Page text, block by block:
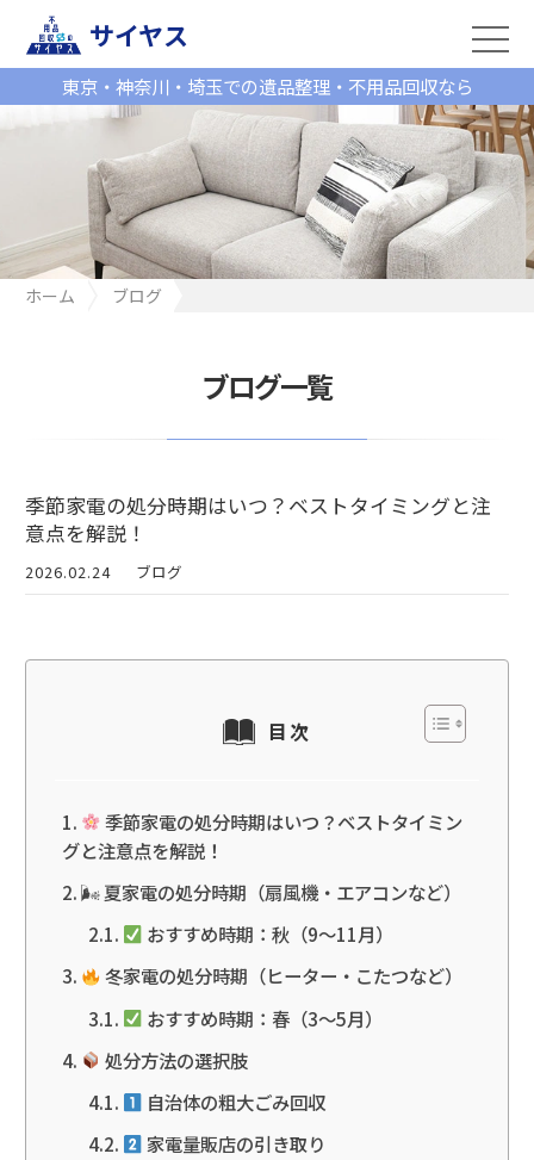
東京・神奈川・埼玉での遺品整理・不用品回収なら
サイヤス
ホーム
ブログ
ブログ一覧
季節家電の処分時期はいつ？ベストタイミングと注
意点を解説！
2026.02.24 ブログ
目次
季節家電の処分時期はいつ？ベストタイミン
グと注意点を解説！
🌬 夏家電の処分時期（扇風機・エアコンなど）
おすすめ時期：秋（9〜11月）
冬家電の処分時期（ヒーター・こたつなど）
おすすめ時期：春（3〜5月）
処分方法の選択肢
自治体の粗大ごみ回収
家電量販店の引き取り